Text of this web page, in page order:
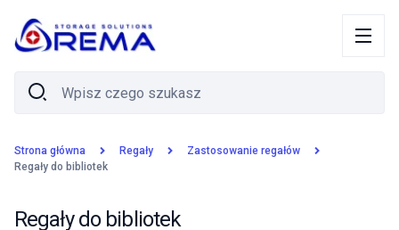
Strona główna Regały
Zastosowanie regałów
Regały do bibliotek
Regały do bibliotek